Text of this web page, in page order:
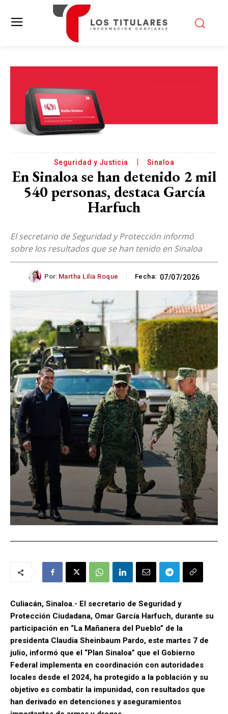
Seguridad y Justicia Sinaloa
En Sinaloa se han detenido 2 mil
540 personas, destaca García
Harfuch
El secretario de Seguridad y Protección informó
sobre los resultados que se han tenido en Sinaloa
Por: Martha Lilia Roque Fecha: 07/07/2026
Culiacán, Sinaloa.- El secretario de Seguridad y
Protección Ciudadana, Omar García Harfuch, durante su
participación en “La Mañanera del Pueblo” de la
presidenta Claudia Sheinbaum Pardo, este martes 7 de
julio, informó que el “Plan Sinaloa” que el Gobierno
Federal implementa en coordinación con autoridades
locales desde el 2024, ha protegido a la población y su
objetivo es combatir la impunidad, con resultados que
han derivado en detenciones y aseguramientos